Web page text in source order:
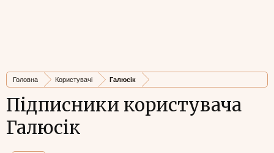
Головна Користувачі Галюсік
Підписники користувача
Галюсік